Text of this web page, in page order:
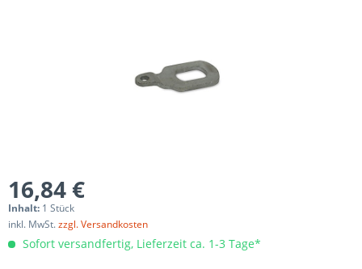
16,84 €
Inhalt: 1 Stück
inkl. MwSt.zzgl. Versandkosten
Sofort versandfertig, Lieferzeit ca. 1-3 Tage*